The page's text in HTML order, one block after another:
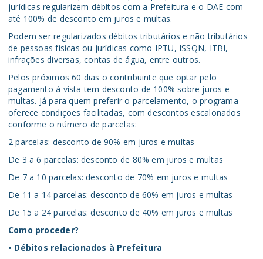
jurídicas regularizem débitos com a Prefeitura e o DAE com
até 100% de desconto em juros e multas.
Podem ser regularizados débitos tributários e não tributários
de pessoas físicas ou jurídicas como IPTU, ISSQN, ITBI,
infrações diversas, contas de água, entre outros.
Pelos próximos 60 dias o contribuinte que optar pelo
pagamento à vista tem desconto de 100% sobre juros e
multas. Já para quem preferir o parcelamento, o programa
oferece condições facilitadas, com descontos escalonados
conforme o número de parcelas:
2 parcelas: desconto de 90% em juros e multas
De 3 a 6 parcelas: desconto de 80% em juros e multas
De 7 a 10 parcelas: desconto de 70% em juros e multas
De 11 a 14 parcelas: desconto de 60% em juros e multas
De 15 a 24 parcelas: desconto de 40% em juros e multas
Como proceder?
• Débitos relacionados à Prefeitura